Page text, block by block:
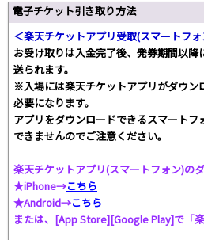
電子チケット引き取り方法
＜楽天チケットアプリ受取(スマートフォ
お受け取りは入金完了後、発券期間以
送られます。
※入場には楽天チケットアプリがダウン
必要になります。
アプリをダウンロードできるスマート
できませんのでご注意ください。
楽天チケットアプリ(スマートフォン)の
★iPhone→こちら
★Android→こちら
または、[App Store][Google Play]で「